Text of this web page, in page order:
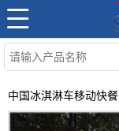
中国冰淇淋车移动快